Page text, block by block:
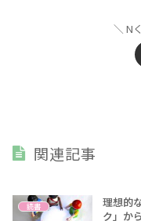
N
関連記事
読書
理想的
ク」か